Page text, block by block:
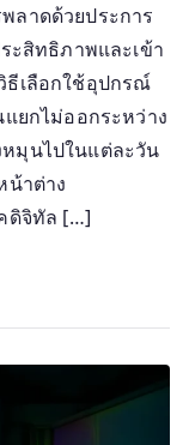
ลาดด้วยประการ
ะสิทธิภาพและเข้า
เลือกใช้อุปกรณ์
ยกไม่ออกระหว่าง
มุนไปในแต่ละวัน
น้าต่าง
ดิจิทัล […]